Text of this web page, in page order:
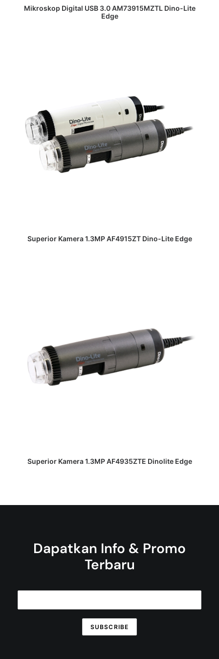
DAPATKAN PENAWARAN HARGA
Mikroskop Digital USB 3.0 AM73915MZTL Dino-Lite
Edge
DAPATKAN PENAWARAN HARGA
Superior Kamera 1.3MP AF4915ZT Dino-Lite Edge
DAPATKAN PENAWARAN HARGA
Superior Kamera 1.3MP AF4935ZTE Dinolite Edge
Dapatkan Info & Promo
Terbaru